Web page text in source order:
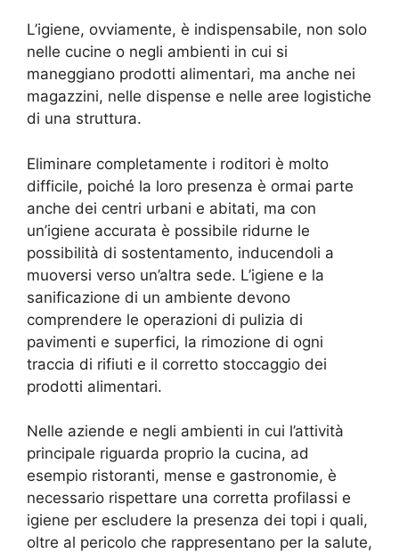
L’igiene, ovviamente, è indispensabile, non solo
nelle cucine o negli ambienti in cui si
maneggiano prodotti alimentari, ma anche nei
magazzini, nelle dispense e nelle aree logistiche
di una struttura.
Eliminare completamente i roditori è molto
difficile, poiché la loro presenza è ormai parte
anche dei centri urbani e abitati, ma con
un’igiene accurata è possibile ridurne le
possibilità di sostentamento, inducendoli a
muoversi verso un’altra sede. L’igiene e la
sanificazione di un ambiente devono
comprendere le operazioni di pulizia di
pavimenti e superfici, la rimozione di ogni
traccia di rifiuti e il corretto stoccaggio dei
prodotti alimentari.
Nelle aziende e negli ambienti in cui l’attività
principale riguarda proprio la cucina, ad
esempio ristoranti, mense e gastronomie, è
necessario rispettare una corretta profilassi e
igiene per escludere la presenza dei topi i quali,
oltre al pericolo che rappresentano per la salute,